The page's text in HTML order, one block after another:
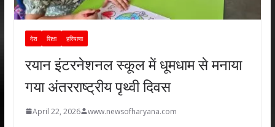
देश शिक्षा हरियाणा
रयान इंटरनेशनल स्कूल में धूमधाम से मनाया
गया अंतरराष्ट्रीय पृथ्वी दिवस
April 22, 2026 www.newsofharyana.com